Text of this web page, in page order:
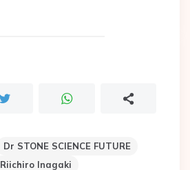
Dr STONE SCIENCE FUTURE
Riichiro Inagaki